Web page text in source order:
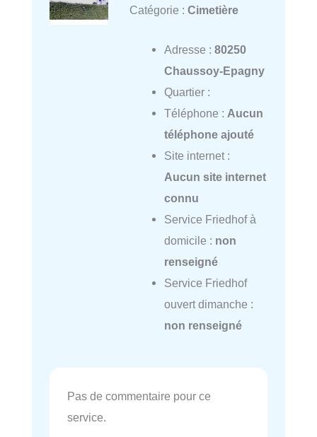
Catégorie : Cimetière
Adresse : 80250
Chaussoy-Epagny
Quartier :
Téléphone : Aucun
téléphone ajouté
Site internet :
Aucun site internet
connu
Service Friedhof à
domicile : non
renseigné
Service Friedhof
ouvert dimanche :
non renseigné
Pas de commentaire pour ce
service.